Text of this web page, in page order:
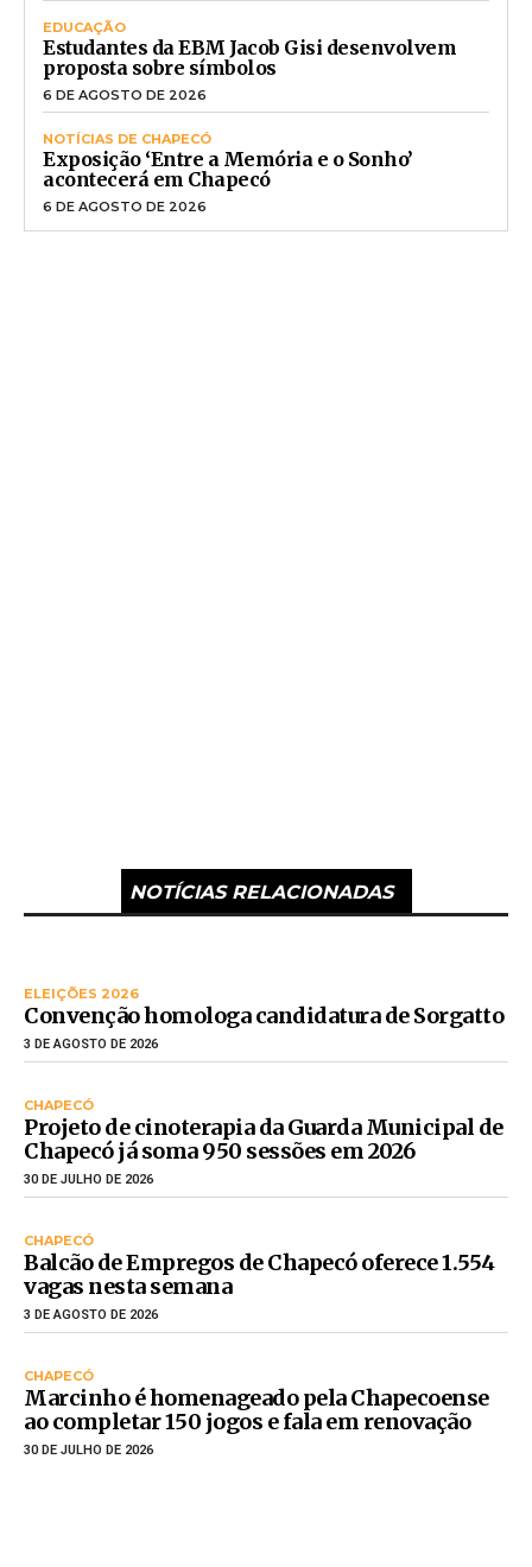
EDUCAÇÃO
Estudantes da EBM Jacob Gisi desenvolvem
proposta sobre símbolos
6 DE AGOSTO DE 2026
NOTÍCIAS DE CHAPECÓ
Exposição ‘Entre a Memória e o Sonho’
acontecerá em Chapecó
6 DE AGOSTO DE 2026
NOTÍCIAS RELACIONADAS
ELEIÇÕES 2026
Convenção homologa candidatura de Sorgatto
3 DE AGOSTO DE 2026
CHAPECÓ
Projeto de cinoterapia da Guarda Municipal de
Chapecó já soma 950 sessões em 2026
30 DE JULHO DE 2026
CHAPECÓ
Balcão de Empregos de Chapecó oferece 1.554
vagas nesta semana
3 DE AGOSTO DE 2026
CHAPECÓ
Marcinho é homenageado pela Chapecoense
ao completar 150 jogos e fala em renovação
30 DE JULHO DE 2026